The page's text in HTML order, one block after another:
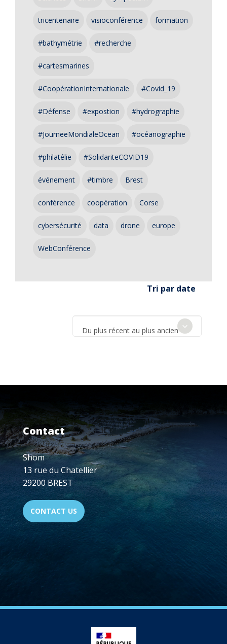
tricentenaire visioconférence formation
#bathymétrie #recherche
#cartesmarines
#CoopérationInternationale #Covid_19
#Défense #expostion #hydrographie
#JourneeMondialeOcean #océanographie
#philatélie #SolidariteCOVID19
événement #timbre Brest
conférence coopération Corse
cybersécurité data drone europe
WebConférence
Tri par date
Du plus récent au plus ancien
Contact
Shom
13 rue du Chatellier
29200 BREST
CONTACT US